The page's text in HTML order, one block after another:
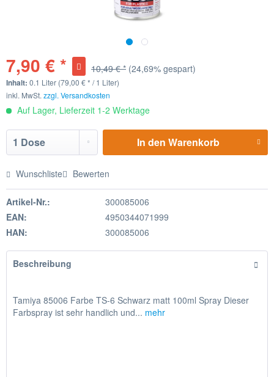
7,90 € * 10,49 € * (24,69% gespart)
Inhalt: 0.1 Liter (79,00 € * / 1 Liter)
inkl. MwSt. zzgl. Versandkosten
Auf Lager, Lieferzeit 1-2 Werktage
In den Warenkorb
Wunschliste Bewerten
Artikel-Nr.:
300085006
EAN:
4950344071999
HAN:
300085006
Beschreibung
Tamiya 85006 Farbe TS-6 Schwarz matt 100ml Spray Dieser
Farbspray ist sehr handlich und... mehr